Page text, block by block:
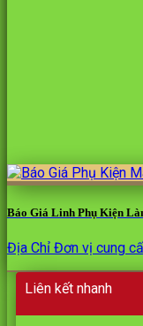
Báo Giá Linh Phụ Kiện
Địa Chỉ Đơn vị cung
Liên kết nhanh